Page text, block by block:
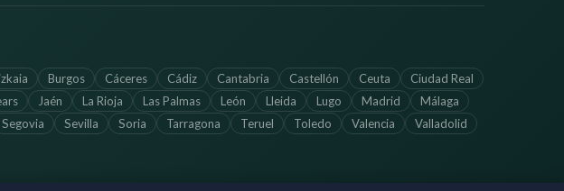
Burgos Cáceres Cádiz Cantabria Castellón Ceuta
Ciudad Real
Jaén La Rioja Las Palmas León Lleida Lugo Madrid
Málaga
Segovia Sevilla Soria Tarragona Teruel Toledo Valencia
Valladolid